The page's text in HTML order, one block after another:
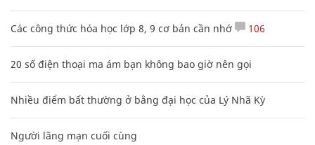
Các công thức hóa học lớp 8, 9 cơ bản cần nhớ 106
20 số điện thoại ma ám bạn không bao giờ nên gọi
Nhiều điểm bất thường ở bằng đại học của Lý Nhã Kỳ
Người lãng mạn cuối cùng